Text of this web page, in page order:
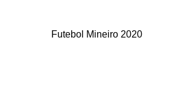
Futebol Mineiro 2020